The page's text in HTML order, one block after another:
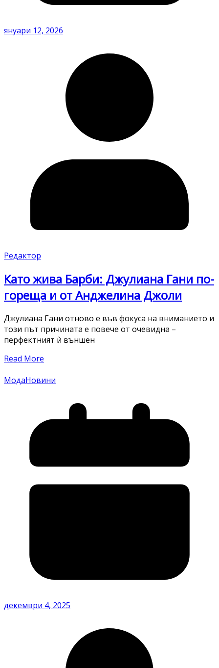
януари 12, 2026
Редактор
Като жива Барби: Джулиана Гани по-
гореща и от Анджелина Джоли
Джулиана Гани отново е във фокуса на вниманието и
този път причината е повече от очевидна –
перфектният ѝ външен
Read More
МодаНовини
декември 4, 2025